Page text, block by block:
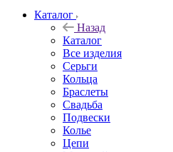
Каталог
Назад
Каталог
Все изделия
Серьги
Кольца
Браслеты
Свадьба
Подвески
Колье
Цепи